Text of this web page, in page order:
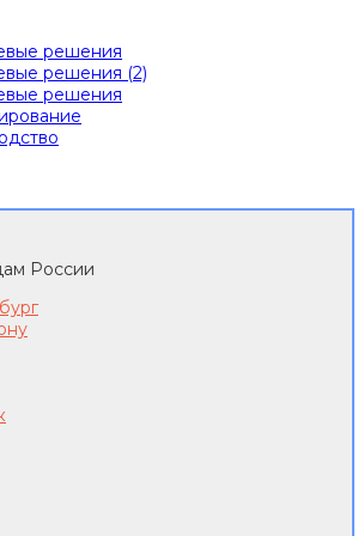
решения
решения (2)
решения
России